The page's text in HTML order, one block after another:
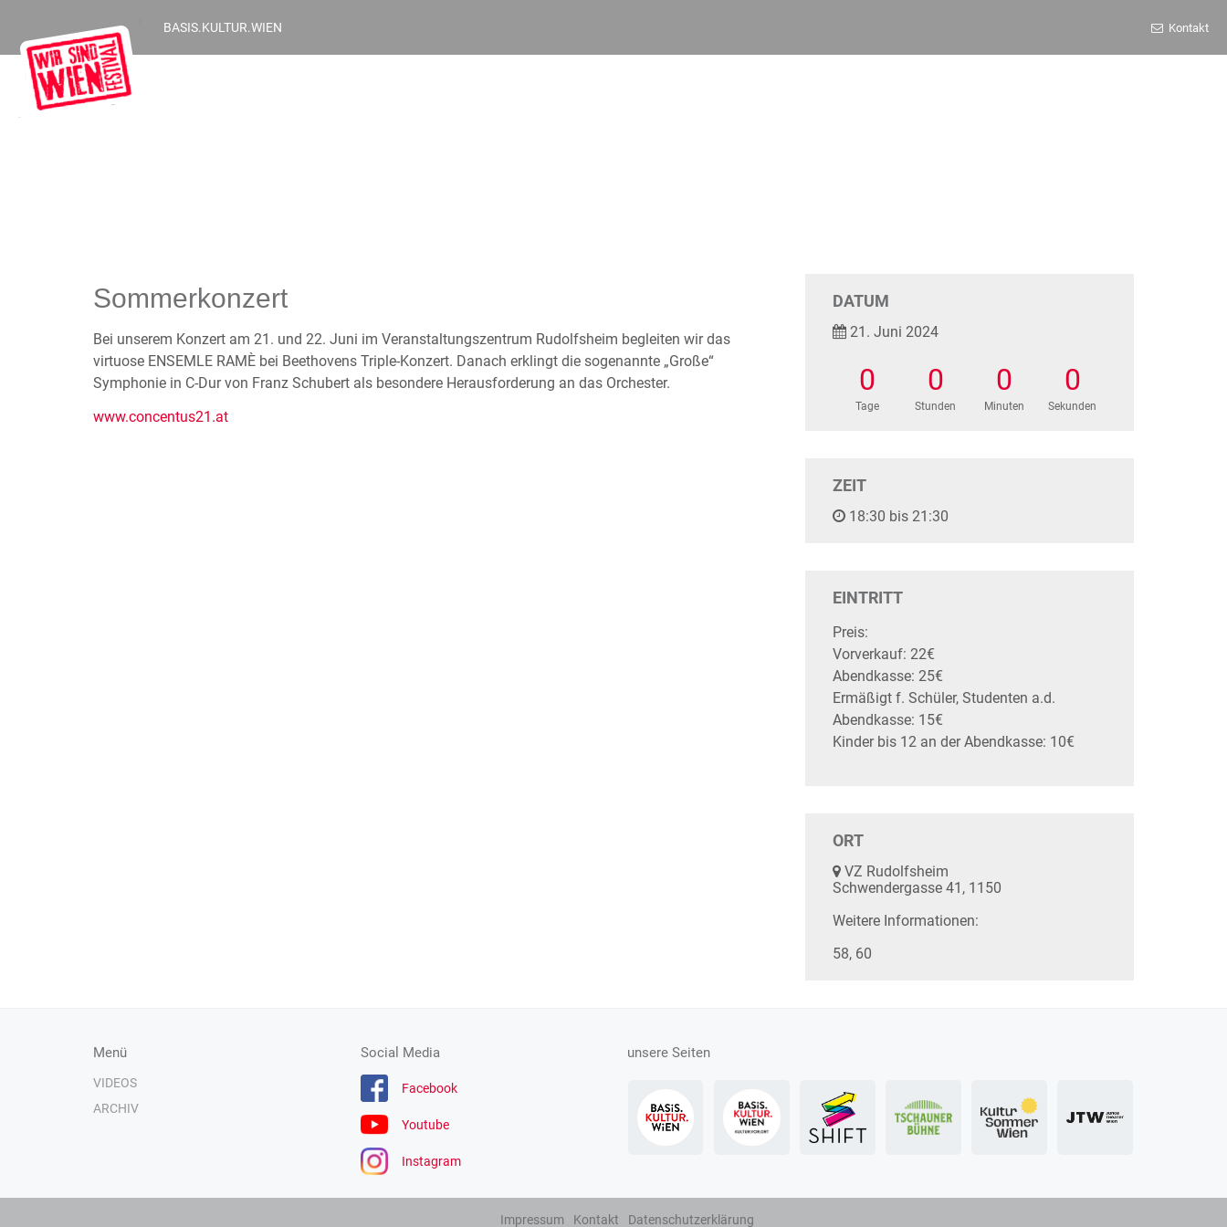
BASIS.KULTUR.WIEN Kontakt
Sommerkonzert
Bei unserem Konzert am 21. und 22. Juni im Veranstaltungszentrum Rudolfsheim begleiten wir das
virtuose ENSEMLE RAMÈ bei Beethovens Triple-Konzert. Danach erklingt die sogenannte „Große“
Symphonie in C-Dur von Franz Schubert als besondere Herausforderung an das Orchester.
www.concentus21.at
DATUM
21. Juni 2024
0
Tage
0
Stunden
0
Minuten
0
Sekunden
ZEIT
18:30 bis 21:30
EINTRITT
Preis:
Vorverkauf: 22€
Abendkasse: 25€
Ermäßigt f. Schüler, Studenten a.d.
Abendkasse: 15€
Kinder bis 12 an der Abendkasse: 10€
ORT
VZ Rudolfsheim
Schwendergasse 41, 1150
Weitere Informationen:
58, 60
Menü
VIDEOS
ARCHIV
Social Media
Facebook
Youtube
Instagram
unsere Seiten
Impressum Kontakt Datenschutzerklärung